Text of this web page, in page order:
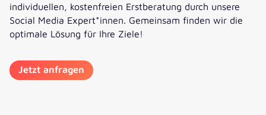
individuellen, kostenfreien Erstberatung durch unsere
Social Media Expert*innen. Gemeinsam finden wir die
optimale Lösung für Ihre Ziele!
Jetzt anfragen